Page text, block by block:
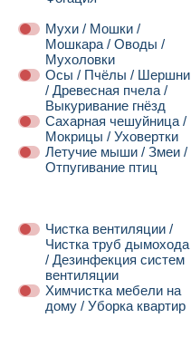
Мухи / Мошки /
Мошкара / Оводы /
Мухоловки
Осы / Пчёлы / Шершни
/ Древесная пчела /
Выкуривание гнёзд
Сахарная чешуйница /
Мокрицы / Уховертки
Летучие мыши / Змеи /
Отпугивание птиц
Чистка вентиляции /
Чистка труб дымохода
/ Дезинфекция систем
вентиляции
Химчистка мебели на
дому / Уборка квартир